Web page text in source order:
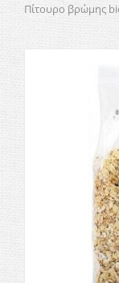
Πίτουρο βρώμης